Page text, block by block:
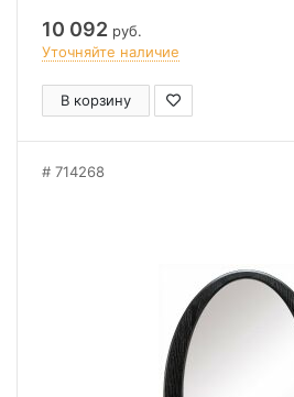
10 092 руб.
Уточняйте наличие
В корзину
714268